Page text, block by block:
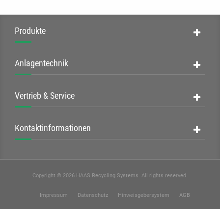
Konfiguration!
Entladesysteme
Produkte
Anlagentechnik
Vertrieb & Service
Kontaktinformationen
Copyright © 2026 HAAS Recycling Systems. All rights reserved.
Impressum Datenschutz Hinweisgebersystem AGB